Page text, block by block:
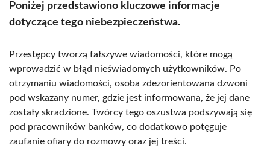
Poniżej przedstawiono kluczowe informacje
dotyczące tego niebezpieczeństwa.
Przestępcy tworzą fałszywe wiadomości, które mogą
wprowadzić w błąd nieświadomych użytkowników. Po
otrzymaniu wiadomości, osoba zdezorientowana dzwoni
pod wskazany numer, gdzie jest informowana, że jej dane
zostały skradzione. Twórcy tego oszustwa podszywają się
pod pracowników banków, co dodatkowo potęguje
zaufanie ofiary do rozmowy oraz jej treści.